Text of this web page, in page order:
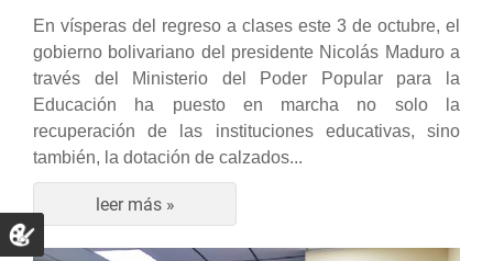
En vísperas del regreso a clases este 3 de octubre, el
gobierno bolivariano del presidente Nicolás Maduro a
través del Ministerio del Poder Popular para la
Educación ha puesto en marcha no solo la
recuperación de las instituciones educativas, sino
también, la dotación de calzados...
leer más »